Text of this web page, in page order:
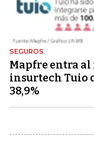
SEGUROS
Mapfre entra
insurtech Tuio
38,9%